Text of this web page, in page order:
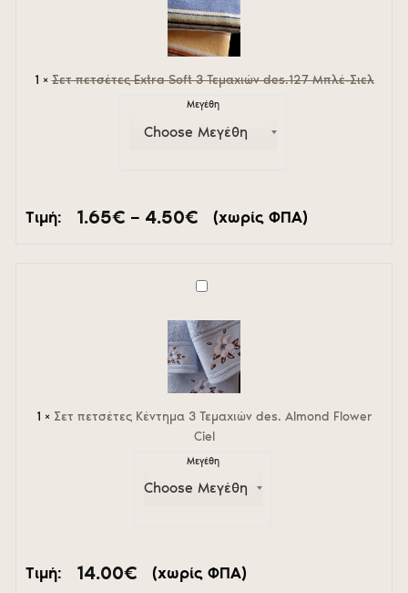
Μπλέ-
1 ×Σετ πετσέτες Extra Soft 3 Τεμαχιών des.127 Μπλέ-Σιελ
Μεγέθη
Τιμή: 1.65€ – 4.50€ Price
range:
4.50€
(χωρίς ΦΠΑ)
Flower
1 × Σετ πετσέτες Κέντημα 3 Τεμαχιών des. Almond Flower
Ciel
Μεγέθη
Τιμή: 14.00€ (χωρίς ΦΠΑ)